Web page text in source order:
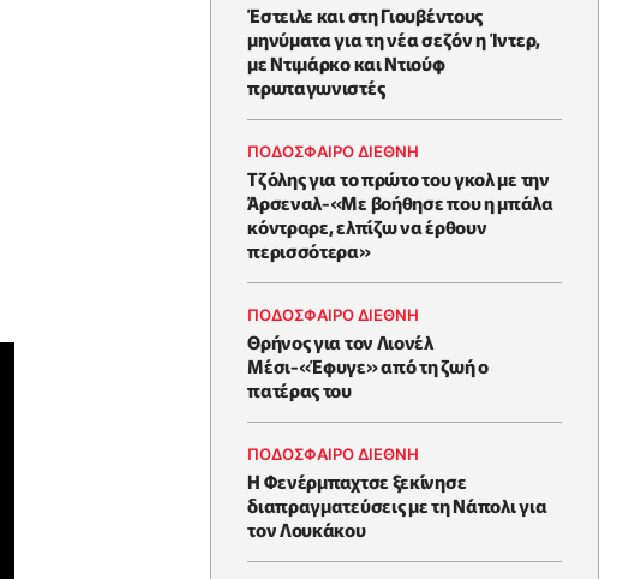
Έστειλε και στη Γιουβέντους
μηνύματα για τη νέα σεζόν η Ίντερ,
με Ντιμάρκο και Ντιούφ
πρωταγωνιστές
ΠΟΔΟΣΦΑΙΡΟ ΔΙΕΘΝΗ
Τζόλης για το πρώτο του γκολ με την
Άρσεναλ-«Με βοήθησε που η μπάλα
κόντραρε, ελπίζω να έρθουν
περισσότερα»
ΠΟΔΟΣΦΑΙΡΟ ΔΙΕΘΝΗ
Θρήνος για τον Λιονέλ
Μέσι-«Έφυγε» από τη ζωή ο
πατέρας του
ΠΟΔΟΣΦΑΙΡΟ ΔΙΕΘΝΗ
Η Φενέρμπαχτσε ξεκίνησε
διαπραγματεύσεις με τη Νάπολι για
τον Λουκάκου